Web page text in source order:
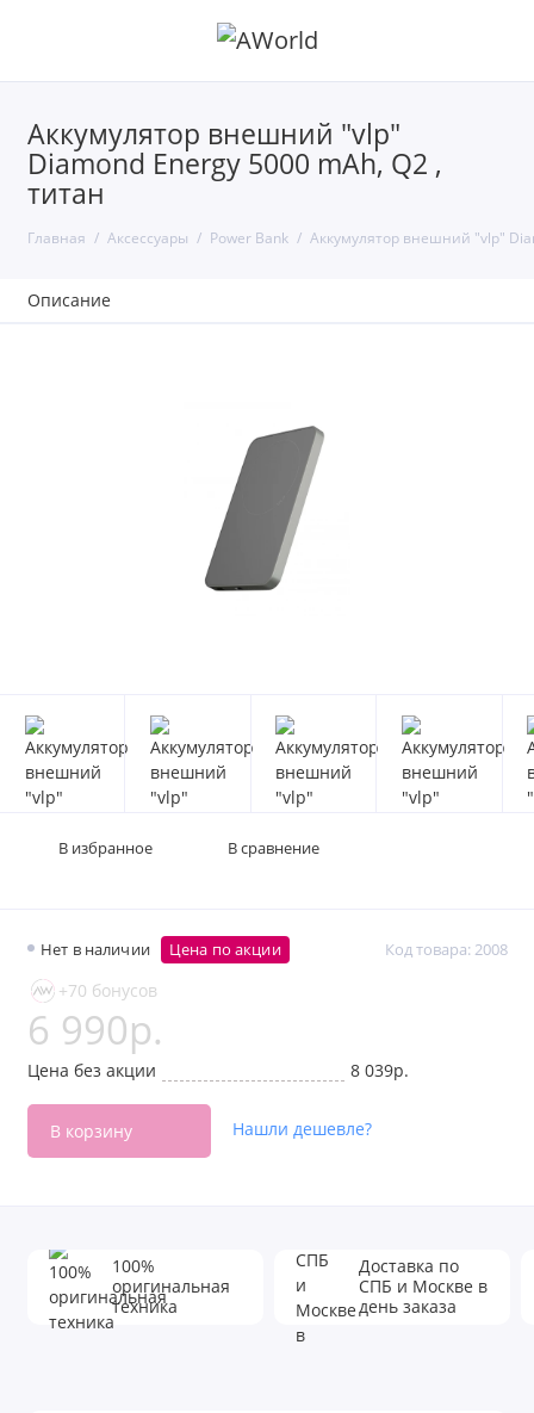
Аккумулятор внешний "vlp"
Diamond Energy 5000 mAh, Q2 ,
титан
Главная Аксессуары Power Bank Аккумулятор внешний "vlp"
Описание
Нет в наличии Код товара: 2008
Цена по акции
+70 бонусов
6 990р.
Цена без акции 8 039р.
В корзину Нашли дешевле?
В избранное В сравнение
100%
оригинальная
техника
Доставка по
СПБ и Москве в
день заказа